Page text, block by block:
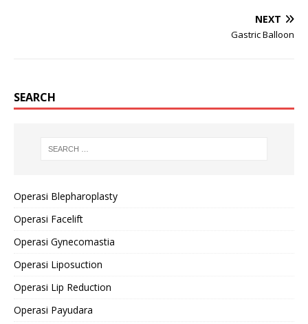
NEXT
Gastric Balloon
SEARCH
Operasi Blepharoplasty
Operasi Facelift
Operasi Gynecomastia
Operasi Liposuction
Operasi Lip Reduction
Operasi Payudara